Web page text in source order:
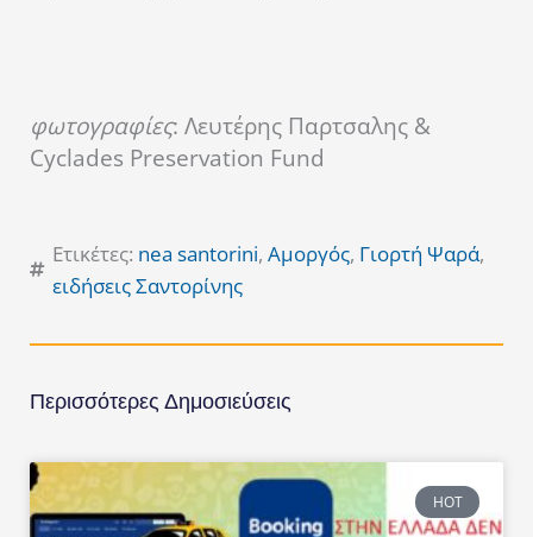
φωτογραφίες: Λευτέρης Παρτσαλης &
Cyclades Preservation Fund
Ετικέτες: nea santorini, Αμοργός, Γιορτή Ψαρά,
ειδήσεις Σαντορίνης
Περισσότερες Δημοσιεύσεις
HOT